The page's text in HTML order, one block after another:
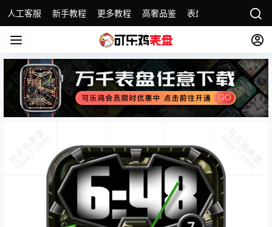
人工客服 新手教程 更多教程 高奢品鉴 表盘精选 名表故事